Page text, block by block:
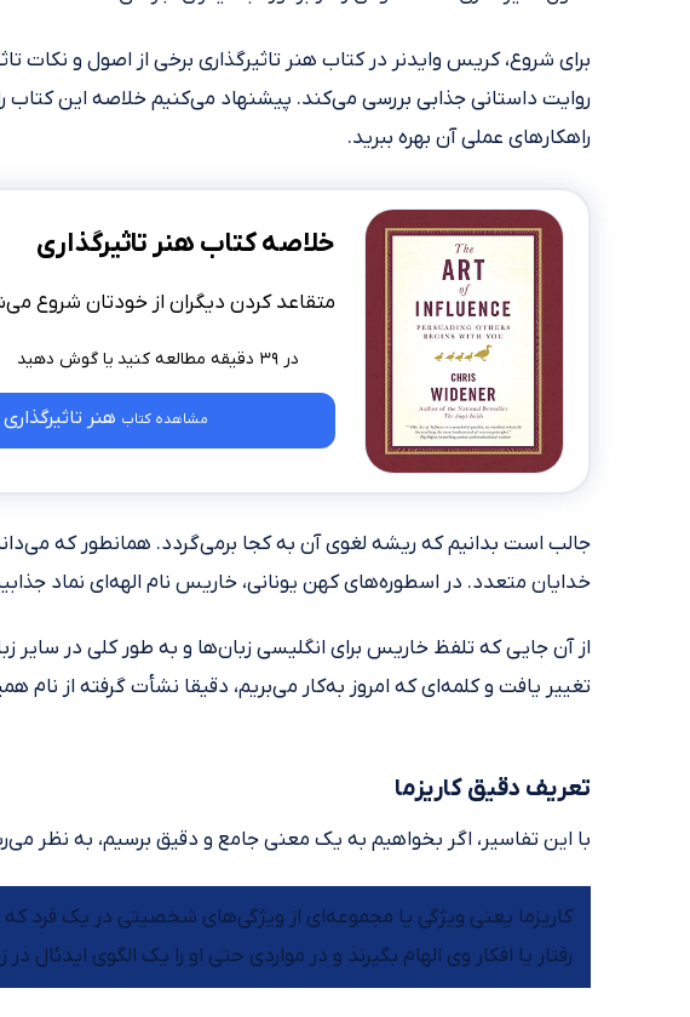
برای شروع، کریس وایدنر در کتاب هنر تاثیرگذاری برخی از اصول و نکات
روایت داستانی جذابی بررسی می‌کند. پیشنهاد می‌کنیم خلاصه این کتاب
راهکارهای عملی آن بهره ببرید.
خلاصه کتاب هنر تاثیرگذاری
متقاعد کردن دیگران از خودتان شروع
در ۳۹ دقیقه مطالعه کنید
مشاهده کتاب هنر تاثیرگذاری
جالب است بدانیم که ریشه لغوی آن به کجا بر‌می‌گردد. همانطور که
خدایان متعدد. در اسطوره‌های کهن یونانی، خاریس نام الهه‌‌ای نماد
از آن‌ جایی که تلفظ خاریس برای انگلیسی زبان‌ها و به طور کلی در سایر
تغییر یافت و کلمه‌ای که امروز به‌کار می‌بریم، دقیقا نشأت گرفته از نام
تعریف دقیق کاریزما
با این تفاسیر، اگر بخواهیم به یک معنی جامع و دقیق برسیم، به نظر
کاریزما یعنی ویژگی یا مجموعه‌ای از ویژگی‌های شخصیتی در یک فرد که
رفتار یا افکار وی الهام بگیرند و در مواردی حتی او را یک الگوی اید‌ئال